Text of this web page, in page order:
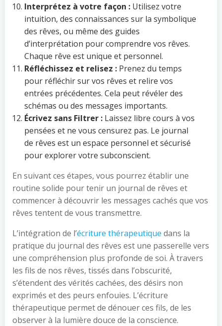
Interprétez à votre façon : Utilisez votre
intuition, des connaissances sur la symbolique
des rêves, ou même des guides
d’interprétation pour comprendre vos rêves.
Chaque rêve est unique et personnel.
Réfléchissez et relisez : Prenez du temps
pour réfléchir sur vos rêves et relire vos
entrées précédentes. Cela peut révéler des
schémas ou des messages importants.
Écrivez sans Filtrer : Laissez libre cours à vos
pensées et ne vous censurez pas. Le journal
de rêves est un espace personnel et sécurisé
pour explorer votre subconscient.
En suivant ces étapes, vous pourrez établir une
routine solide pour tenir un journal de rêves et
commencer à découvrir les messages cachés que vos
rêves tentent de vous transmettre.
L’intégration de l’écriture thérapeutique dans la
pratique du journal des rêves est une passerelle vers
une compréhension plus profonde de soi. À travers
les fils de nos rêves, tissés dans l’obscurité,
s’étendent des vérités cachées, des désirs non
exprimés et des peurs enfouies. L’écriture
thérapeutique permet de dénouer ces fils, de les
observer à la lumière douce de la conscience.